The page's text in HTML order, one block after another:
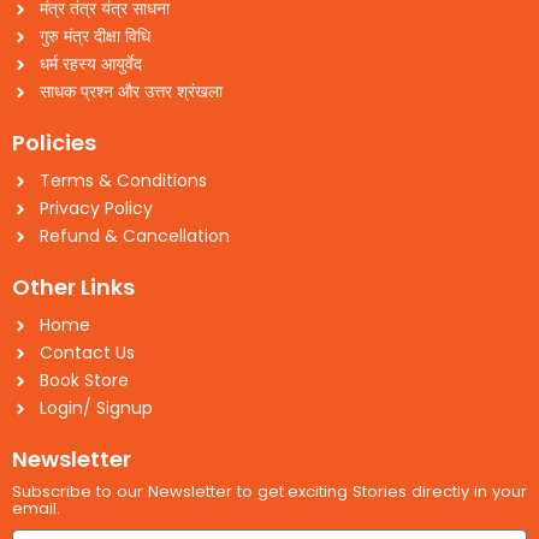
मंत्र तंत्र यंत्र साधना
गुरु मंत्र दीक्षा विधि
धर्म रहस्य आयुर्वेद
साधक प्रश्न और उत्तर श्रंखला
Policies
Terms & Conditions
Privacy Policy
Refund & Cancellation
Other Links
Home
Contact Us
Book Store
Login/ Signup
Newsletter
Subscribe to our Newsletter to get exciting Stories directly in your
email.